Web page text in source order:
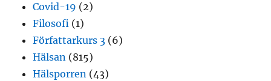
Covid-19 (2)
Filosofi (1)
Författarkurs 3 (6)
Hälsan (815)
Hälsporren (43)